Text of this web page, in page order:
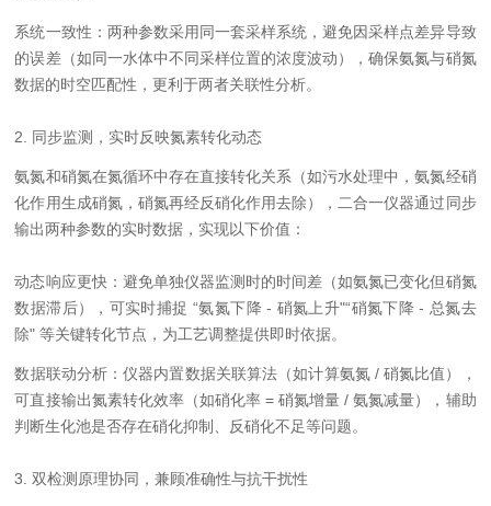
系统一致性：两种参数采用同一套采样系统，避免因采样点差异导致
的误差（如同一水体中不同采样位置的浓度波动），确保氨氮与硝氮
数据的时空匹配性，更利于两者关联性分析。
2. 同步监测，实时反映氮素转化动态
氨氮和硝氮在氮循环中存在直接转化关系（如污水处理中，氨氮经硝
化作用生成硝氮，硝氮再经反硝化作用去除），二合一仪器通过同步
输出两种参数的实时数据，实现以下价值：
动态响应更快：避免单独仪器监测时的时间差（如氨氮已变化但硝氮
数据滞后），可实时捕捉 “氨氮下降 - 硝氮上升"“硝氮下降 - 总氮去
除" 等关键转化节点，为工艺调整提供即时依据。
数据联动分析：仪器内置数据关联算法（如计算氨氮 / 硝氮比值），
可直接输出氮素转化效率（如硝化率 = 硝氮增量 / 氨氮减量），辅助
判断生化池是否存在硝化抑制、反硝化不足等问题。
3. 双检测原理协同，兼顾准确性与抗干扰性